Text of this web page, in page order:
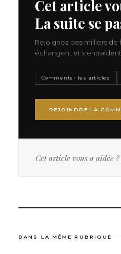
Cet article
La suite se
Rejoignez des milliers
échangent et
Commenter les articles
REJOINDRE LA
Cet article vous a aidée
DANS LA MÊME RUBRIQUE